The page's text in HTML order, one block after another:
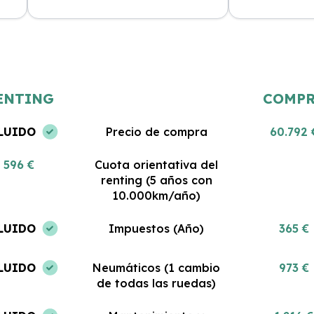
Precio de compra 60.792
596 €
Cuota orientativa del
renting (5 años con
10.000km/año)
Impuestos (Año) 365 €
Neumáticos (1 cambio
de todas las ruedas)
973 €